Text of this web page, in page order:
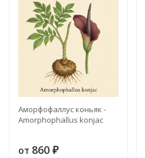
Аморфофаллус коньяк -
Amorphophallus konjac
от 860 ₽